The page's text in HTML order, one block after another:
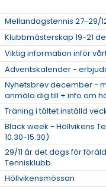
Mellandagstennis 27-29/
Klubbmästerskap 19-21
Viktig information inför
Adventskalender -
Nyhetsbrev december -
anmäla dig till + info om
Träning i tältet inställd
Black week - Höllvikens
10.30-15.30)
29/11 är det dags för
Tennisklubb.
Höllvikensmössan